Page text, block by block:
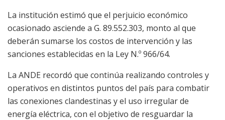
La institución estimó que el perjuicio económico
ocasionado asciende a G. 89.552.303, monto al que
deberán sumarse los costos de intervención y las
sanciones establecidas en la Ley N.º 966/64.
La ANDE recordó que continúa realizando controles y
operativos en distintos puntos del país para combatir
las conexiones clandestinas y el uso irregular de
energía eléctrica, con el objetivo de resguardar la